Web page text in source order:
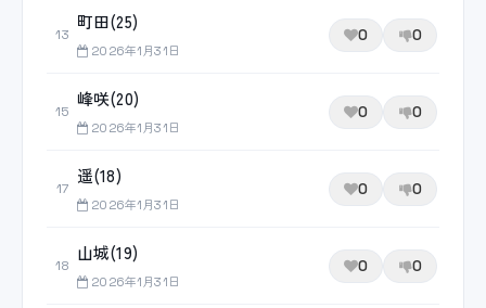
13
町田(25)
2026年1月31日
0 0
15
峰咲(20)
2026年1月31日
0 0
17
遥(18)
2026年1月31日
0 0
18
山城(19)
2026年1月31日
0 0